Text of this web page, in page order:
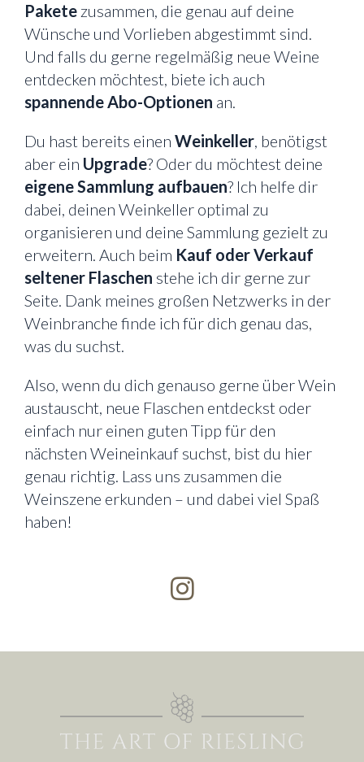
Pakete zusammen, die genau auf deine
Wünsche und Vorlieben abgestimmt sind.
Und falls du gerne regelmäßig neue Weine
entdecken möchtest, biete ich auch
spannende Abo-Optionen an.
Du hast bereits einen Weinkeller, benötigst
aber ein Upgrade? Oder du möchtest deine
eigene Sammlung aufbauen? Ich helfe dir
dabei, deinen Weinkeller optimal zu
organisieren und deine Sammlung gezielt zu
erweitern. Auch beim Kauf oder Verkauf
seltener Flaschen stehe ich dir gerne zur
Seite. Dank meines großen Netzwerks in der
Weinbranche finde ich für dich genau das,
was du suchst.
Also, wenn du dich genauso gerne über Wein
austauscht, neue Flaschen entdeckst oder
einfach nur einen guten Tipp für den
nächsten Weineinkauf suchst, bist du hier
genau richtig. Lass uns zusammen die
Weinszene erkunden – und dabei viel Spaß
haben!